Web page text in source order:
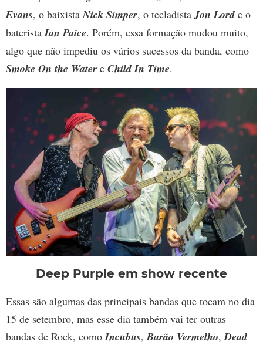
Evans, o baixistaNick Simper, o tecladistaJon Lorde o
bateristaIan Paice. Porém, essa formação mudou muito,
algo que não impediu os vários sucessos da banda, como
Smoke On the Water e Child In Time.
Deep Purple em show recente
Essas são algumas das principais bandas que tocam no dia
15 de setembro, mas esse dia também vai ter outras
bandas de Rock, comoIncubus,Barão Vermelho,Dead